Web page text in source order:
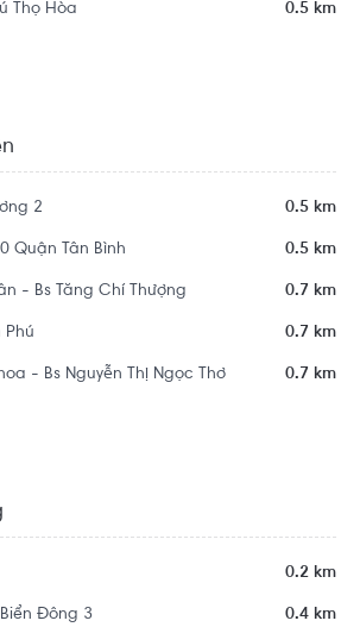
Thọ Hòa 0.5 km
2 0.5 km
Quận Tân Bình 0.5 km
- Bs Tăng Chí Thượng 0.7 km
Phú 0.7 km
- Bs Nguyễn Thị Ngọc Thơ 0.7 km
0.2 km
Đông 3 0.4 km